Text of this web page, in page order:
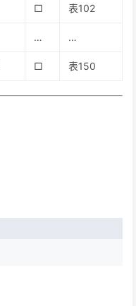
□ 表102
… …
□ 表150